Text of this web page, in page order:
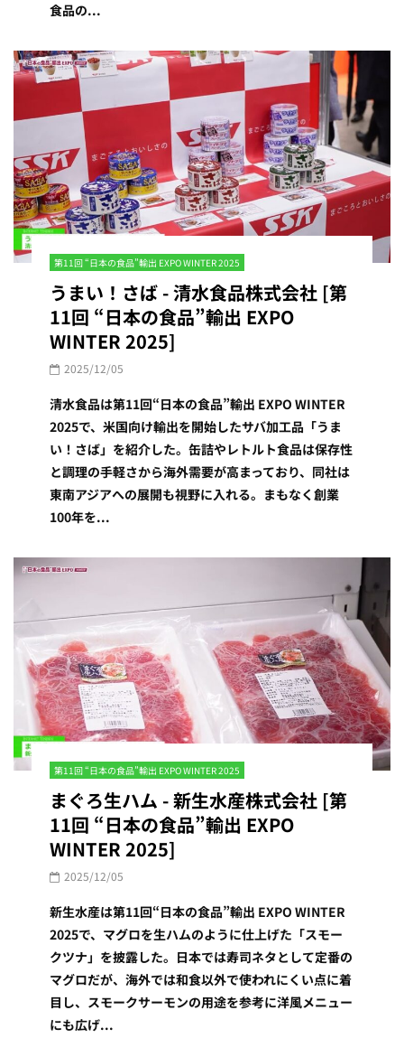
食品の...
第11回 “日本の食品”輸出 EXPO WINTER 2025
うまい！さば - 清水食品株式会社 [第
11回 “日本の食品”輸出 EXPO
WINTER 2025]
2025/12/05
清水食品は第11回“日本の食品”輸出 EXPO WINTER
2025で、米国向け輸出を開始したサバ加工品「うま
い！さば」を紹介した。缶詰やレトルト食品は保存性
と調理の手軽さから海外需要が高まっており、同社は
東南アジアへの展開も視野に入れる。まもなく創業
100年を...
第11回 “日本の食品”輸出 EXPO WINTER 2025
まぐろ生ハム - 新生水産株式会社 [第
11回 “日本の食品”輸出 EXPO
WINTER 2025]
2025/12/05
新生水産は第11回“日本の食品”輸出 EXPO WINTER
2025で、マグロを生ハムのように仕上げた「スモー
クツナ」を披露した。日本では寿司ネタとして定番の
マグロだが、海外では和食以外で使われにくい点に着
目し、スモークサーモンの用途を参考に洋風メニュー
にも広げ...